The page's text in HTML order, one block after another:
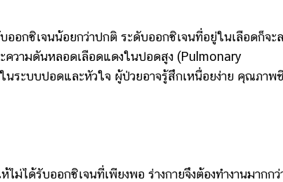
กซิเจนน้อยกว่าปกติ ระดับออกซิเจนที่อยู่ในเลือดก็จะ
ความดันหลอดเลือดแดงในปอดสูง (Pulmonary
นระบบปอดและหัวใจ ผู้ป่วยอาจรู้สึกเหนื่อยง่าย คุณภาพ
ด้รับออกซิเจนที่เพียงพอ ร่างกายจึงต้องทำงานมากกว่